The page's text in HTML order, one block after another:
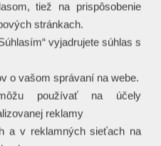
tiež na prispôsobenie
stránkach.
vyjadrujete súhlas s
o vašom správaní na webe.
používať na účely
reklamy
a v reklamných sieťach na